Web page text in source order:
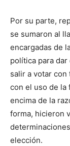
Por su parte,
se sumaron al
encargadas de
política para
salir a votar
con el uso de la
encima de la
forma, hicieron
elección.